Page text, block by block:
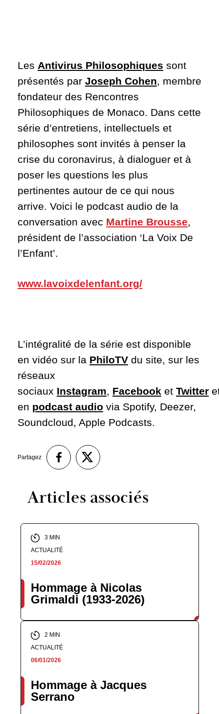
Les Antivirus Philosophiques sont
présentés par Joseph Cohen, membre
fondateur des Rencontres
Philosophiques de Monaco. Dans cette
série d’entretiens, intellectuels et
philosophes sont invités à penser la
crise du coronavirus, à dialoguer et à
poser les questions les plus
pertinentes autour de ce qui nous
arrive. Voici le podcast audio de la
conversation avec Martine Brousse,
président de l’association ‘La Voix De
l’Enfant’.
www.lavoixdelenfant.org/
L’intégralité de la série est disponible
en vidéo sur la PhiloTV du site, sur les
réseaux
sociaux Instagram, Facebook et Twitter
en podcast audio via Spotify, Deezer,
Soundcloud, Apple Podcasts.
Partagez
Articles associés
3 MIN
ACTUALITÉ
15/02/2026
Hommage à Nicolas
Grimaldi (1933-2026)
2 MIN
ACTUALITÉ
06/01/2026
Hommage à Jacques
Serrano